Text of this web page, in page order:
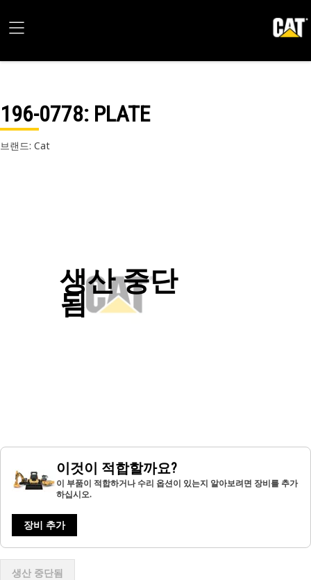
196-0778: PLATE
브랜드: Cat
생산 중단
됨
이것이 적합할까요?
이 부품이 적합하거나 수리 옵션이 있는지 알아보려면 장비를 추가
하십시오.
장비 추가
생산 중단됨